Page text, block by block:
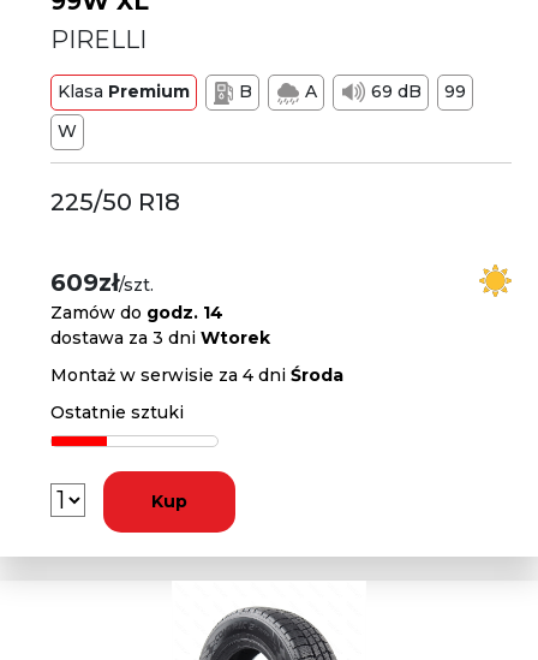
PIRELLI
Klasa Premium B A 69 dB
99
W
225/50 R18
609zł/szt.
Zamów do godz. 14
dostawa za 3 dniWtorek
Montaż w serwisie za 4 dniŚroda
Ostatnie sztuki
Kup